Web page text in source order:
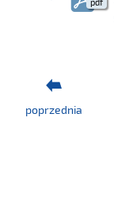
poprzednia